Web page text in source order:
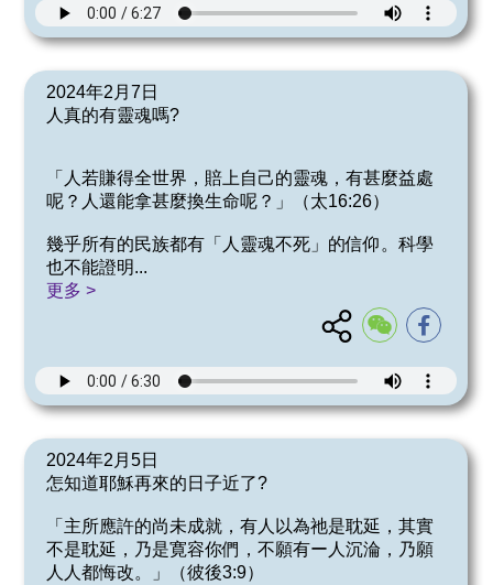
2024年2月7日
人真的有靈魂嗎?
「人若賺得全世界，賠上自己的靈魂，有甚麼益處
呢？人還能拿甚麼換生命呢？」（太16:26）
幾乎所有的民族都有「人靈魂不死」的信仰。科學
也不能證明...
更多 >
2024年2月5日
怎知道耶穌再來的日子近了?
「主所應許的尚未成就，有人以為祂是耽延，其實
不是耽延，乃是寛容你們，不願有ー人沉淪，乃願
人人都悔改。」（彼後3:9）